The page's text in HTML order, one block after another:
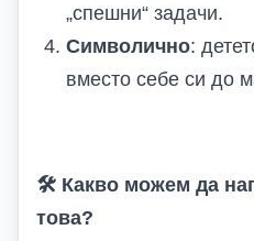
„спешни“ задачи.
Символично:
вместо себе си до
🛠 Какво можем да
това?